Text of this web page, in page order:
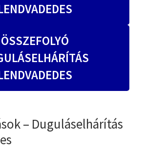
ÖSSZEFOLYÓ
– Duguláselhárítás